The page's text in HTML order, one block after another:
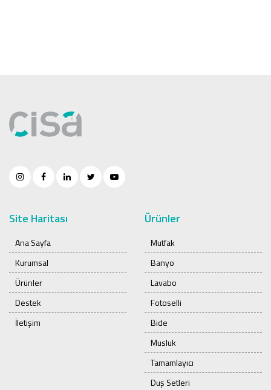
Site Haritası
Ana Sayfa
Kurumsal
Ürünler
Destek
İletişim
Ürünler
Mutfak
Banyo
Lavabo
Fotoselli
Bide
Musluk
Tamamlayıcı
Duş Setleri